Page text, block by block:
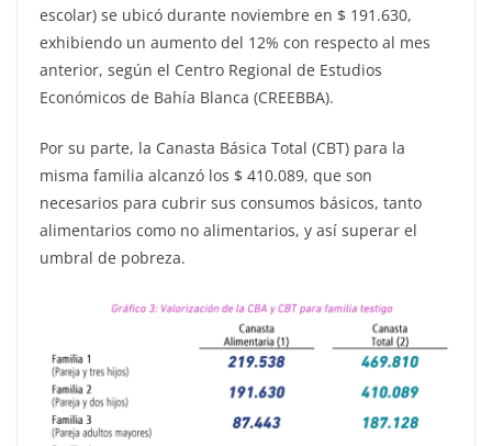
escolar) se ubicó durante noviembre en $ 191.630,
exhibiendo un aumento del 12% con respecto al mes
anterior, según el Centro Regional de Estudios
Económicos de Bahía Blanca (CREEBBA).
Por su parte, la Canasta Básica Total (CBT) para la
misma familia alcanzó los $ 410.089, que son
necesarios para cubrir sus consumos básicos, tanto
alimentarios como no alimentarios, y así superar el
umbral de pobreza.